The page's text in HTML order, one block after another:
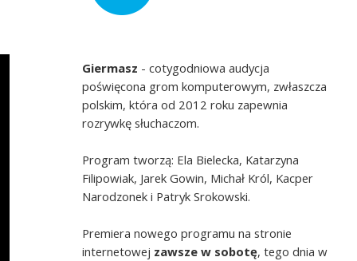
Giermasz - cotygodniowa audycja
poświęcona grom komputerowym, zwłaszcza
polskim, która od 2012 roku zapewnia
rozrywkę słuchaczom.
Program tworzą: Ela Bielecka, Katarzyna
Filipowiak, Jarek Gowin, Michał Król, Kacper
Narodzonek i Patryk Srokowski.
Premiera nowego programu na stronie
internetowej zawsze w sobotę, tego dnia w